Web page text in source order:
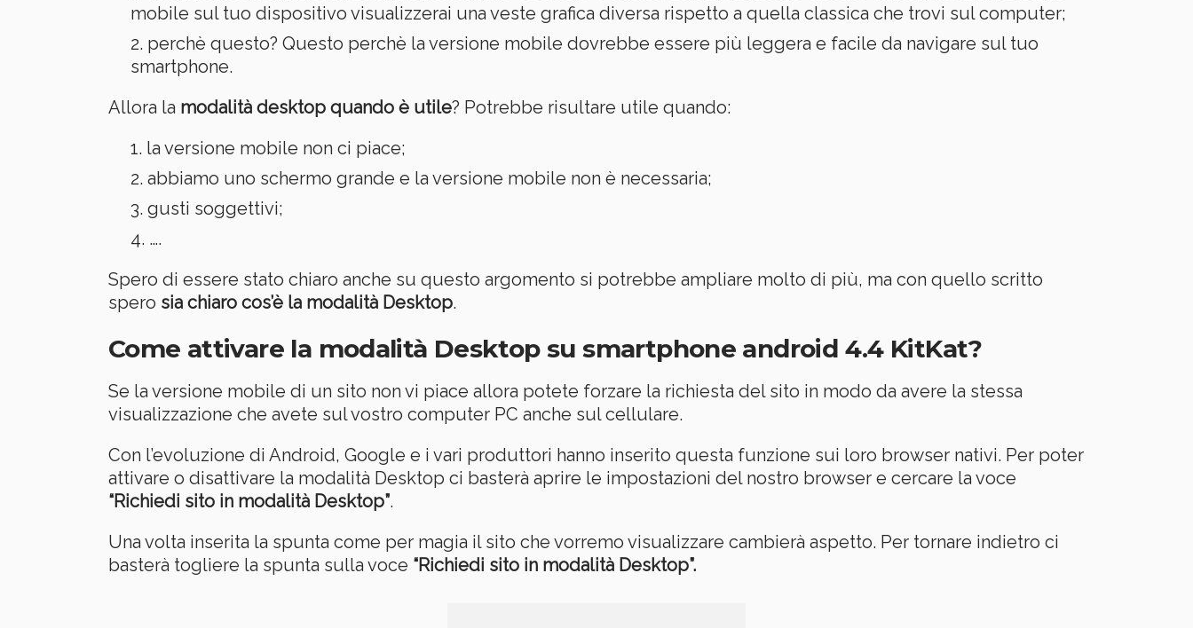
mobile sul tuo dispositivo visualizzerai una veste grafica diversa rispetto a quella classica che trovi sul computer;
perchè questo? Questo perchè la versione mobile dovrebbe essere più leggera e facile da navigare sul tuo
smartphone.
Allora la modalità desktop quando è utile? Potrebbe risultare utile quando:
la versione mobile non ci piace;
abbiamo uno schermo grande e la versione mobile non è necessaria;
gusti soggettivi;
….
Spero di essere stato chiaro anche su questo argomento si potrebbe ampliare molto di più, ma con quello scritto
spero sia chiaro cos’è la modalità Desktop.
Come attivare la modalità Desktop su smartphone android 4.4 KitKat?
Se la versione mobile di un sito non vi piace allora potete forzare la richiesta del sito in modo da avere la stessa
visualizzazione che avete sul vostro computer PC anche sul cellulare.
Con l’evoluzione di Android, Google e i vari produttori hanno inserito questa funzione sui loro browser nativi. Per poter
attivare o disattivare la modalità Desktop ci basterà aprire le impostazioni del nostro browser e cercare la voce
“Richiedi sito in modalità Desktop”.
Una volta inserita la spunta come per magia il sito che vorremo visualizzare cambierà aspetto. Per tornare indietro ci
basterà togliere la spunta sulla voce “Richiedi sito in modalità Desktop”.